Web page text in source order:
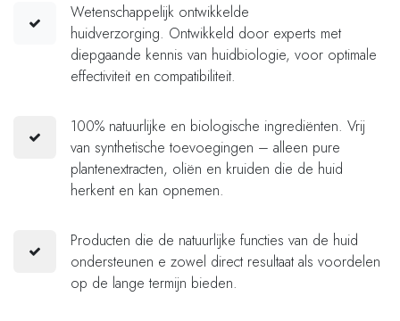
Wetenschappelijk ontwikkelde
huidverzorging. Ontwikkeld door experts met
diepgaande kennis van huidbiologie, voor optimale
effectiviteit en compatibiliteit.
100% natuurlijke en biologische ingrediënten. Vrij
van synthetische toevoegingen – alleen pure
plantenextracten, oliën en kruiden die de huid
herkent en kan opnemen.
Producten die de natuurlijke functies van de huid
ondersteunen e zowel direct resultaat als voordelen
op de lange termijn bieden.